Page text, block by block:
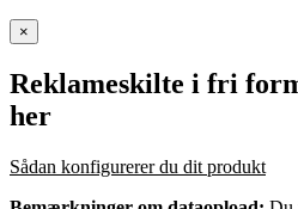
×
Reklameskilte i fri
her
Sådan konfigurerer du dit produkt